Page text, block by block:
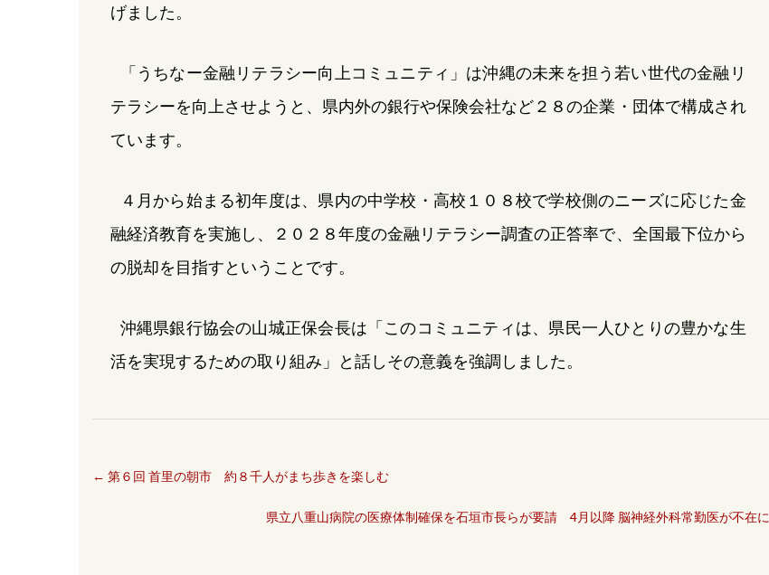
げました。
「うちなー金融リテラシー向上コミュニティ」は沖縄の未来を担う若い世代の金融リ
テラシーを向上させようと、県内外の銀行や保険会社など２８の企業・団体で構成され
ています。
４月から始まる初年度は、県内の中学校・高校１０８校で学校側のニーズに応じた金
融経済教育を実施し、２０２８年度の金融リテラシー調査の正答率で、全国最下位から
の脱却を目指すということです。
沖縄県銀行協会の山城正保会長は「このコミュニティは、県民一人ひとりの豊かな生
活を実現するための取り組み」と話しその意義を強調しました。
← 第６回 首里の朝市 約８千人がまち歩きを楽しむ
県立八重山病院の医療体制確保を石垣市長らが要請 4月以降 脳神経外科常勤医が不在に